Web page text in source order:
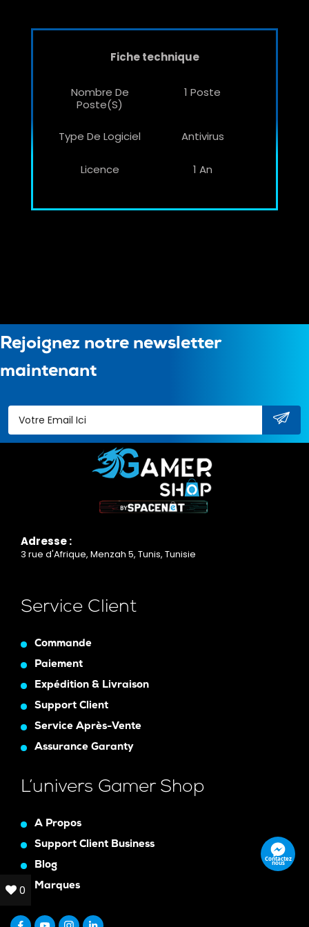
Fiche technique
Nombre De
Poste(s)
1 Poste
Type De Logiciel Antivirus
Licence 1 An
Rejoignez notre newsletter
maintenant
Adresse :
3 rue d'Afrique, Menzah 5, Tunis, Tunisie
Service Client
Commande
Paiement
Expédition & Livraison
Support Client
Service Après-Vente
Assurance Garanty
L’univers Gamer Shop
A Propos
Support Client Business
Blog
Marques
Contactez
nous
0
0